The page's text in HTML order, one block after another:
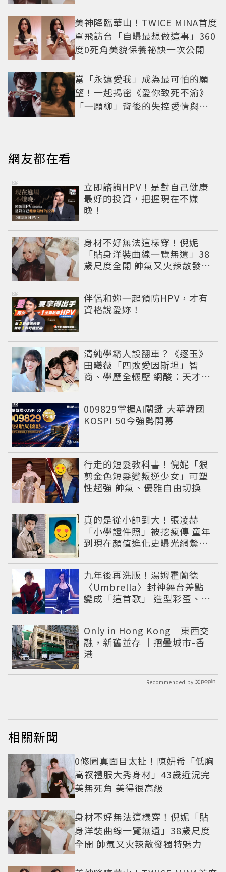
美神降臨華山！TWICE MINA首度
單飛訪台「自曝最想做這事」360
度0死角美貌保養祕訣一次公開
當「永遠愛我」成為最可怕的願
望！一起揭密《愛你致死不渝》
「一願柳」背後的失控愛情與爆
網友都在看
立即諮詢HPV！是對自己健康
最好的投資，把握現在不嫌
晚！
PR
身材不好無法這樣穿！倪妮
「貼身洋裝曲線一覽無遺」38
歲尺度全開 帥氣又火辣散發獨
伴侶和妳一起預防HPV，才有
資格說愛妳！
PR
清純學霸人設翻車？《逐玉》
田曦薇「四敗愛因斯坦」智
商、學歷全輾壓 網酸：天才全
009829掌握AI關鍵 大華韓國
KOSPI 50今強勢開募
PR
行走的短髮教科書！倪妮「狠
剪金色短髮變叛逆少女」可塑
性超強 帥氣、優雅自由切換
真的是從小帥到大！張凌赫
「小學證件照」被挖瘋傳 童年
到現在顏值進化史曝光網驚：
九年後再洗版！湯姆霍蘭德
〈Umbrella〉封神舞台差點
變成「這首歌」 造型彩蛋、暖
Only in Hong Kong｜東西交
融，新舊並存 ｜摺疊城市-香
港
Recommended by
相關新聞
0修圖真面目太扯！陳妍希「低胸
高衩禮服大秀身材」43歲近況完
美無死角 美得很高級
身材不好無法這樣穿！倪妮「貼
身洋裝曲線一覽無遺」38歲尺度
全開 帥氣又火辣散發獨特魅力